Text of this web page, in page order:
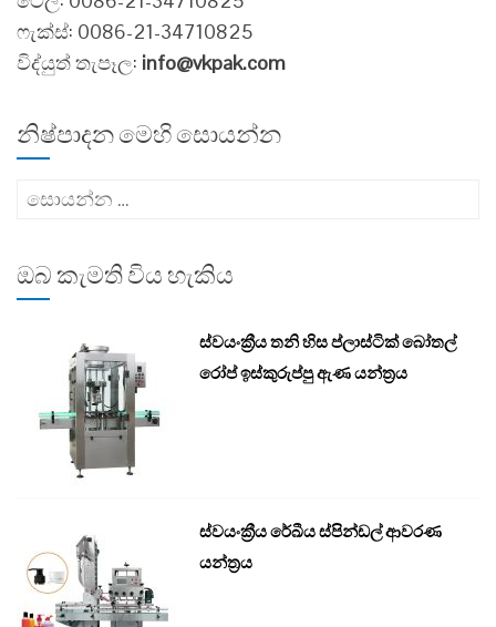
ෆැක්ස්: 0086-21-34710825
විද්යුත් තැපෑල: info@vkpak.com
නිෂ්පාදන මෙහි සොයන්න
සොයන්න:
ඔබ කැමති විය හැකිය
ස්වයංක්‍රීය තනි හිස ප්ලාස්ටික් බෝතල්
රෝප් ඉස්කුරුප්පු ඇණ යන්ත්‍රය
ස්වයංක්‍රීය රේඛීය ස්පින්ඩල් ආවරණ
යන්ත්‍රය